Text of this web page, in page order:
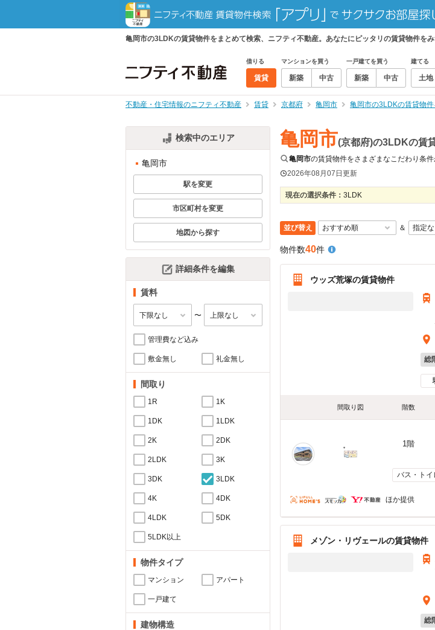
亀岡市の3LDKの賃貸物件をまとめて検索、ニフティ不動産。あなたにピッタリの賃貸物件をみ
借りる
賃貸
マンションを買う
新築 中古
一戸建てを買う
新築 中古
建てる
土地
不動産・住宅情報のニフティ不動産 賃貸 京都府 亀岡市 亀岡市の3LDKの賃貸物
検索中のエリア
亀岡市
駅を変更
市区町村を変更
地図から探す
詳細条件を編集
賃料
〜
管理費など込み
敷金無し 礼金無し
間取り
1R 1K
1DK 1LDK
2K 2DK
2LDK 3K
3DK 3LDK
4K 4DK
4LDK 5DK
5LDK以上
物件タイプ
マンション アパート
一戸建て
建物構造
亀岡市(京都府)の3LDKの賃
亀岡市の賃貸物件をさまざまなこだわり条件
2026年08月07日更新
現在の選択条件： 3LDK
並び替え ＆
物件数40件
ウッズ荒塚の賃貸物件
総
間取り図 階数
1階
バス・トイ
ほか提供
メゾン・リヴェールの賃貸物件
総